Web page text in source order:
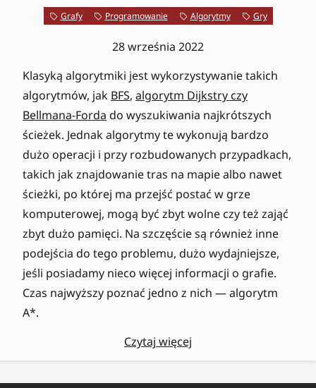
Grafy Programowanie Algorytmy Gry
28 września 2022
Klasyką algorytmiki jest wykorzystywanie takich
algorytmów, jak BFS, algorytm Dijkstry czy
Bellmana-Forda do wyszukiwania najkrótszych
ścieżek. Jednak algorytmy te wykonują bardzo
dużo operacji i przy rozbudowanych przypadkach,
takich jak znajdowanie tras na mapie albo nawet
ścieżki, po której ma przejść postać w grze
komputerowej, mogą być zbyt wolne czy też zająć
zbyt dużo pamięci. Na szczęście są również inne
podejścia do tego problemu, dużo wydajniejsze,
jeśli posiadamy nieco więcej informacji o grafie.
Czas najwyższy poznać jedno z nich — algorytm
A*.
Czytaj więcej